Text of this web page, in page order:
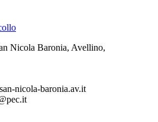
Nicola Baronia, Avellino,
nicola-baronia.av.it